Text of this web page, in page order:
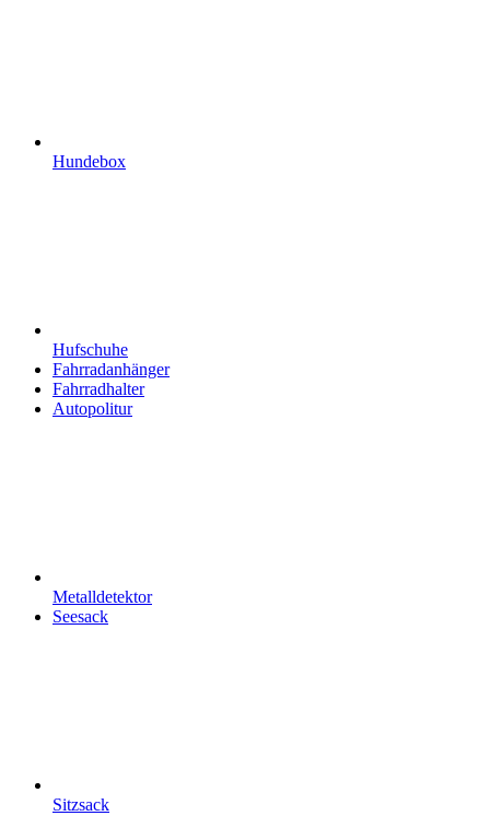
Hundebox
Hufschuhe
Fahrradanhänger
Fahrradhalter
Autopolitur
Metalldetektor
Seesack
Sitzsack